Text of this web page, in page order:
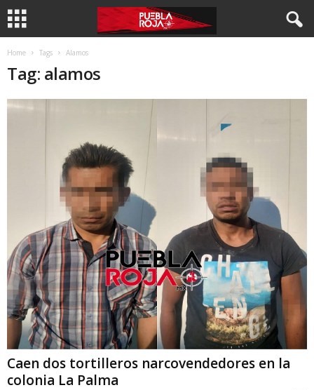
Home Tags Alamos
Tag: alamos
Caen dos tortilleros narcovendedores en la
colonia La Palma